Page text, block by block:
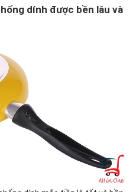
dính được bền lâu và